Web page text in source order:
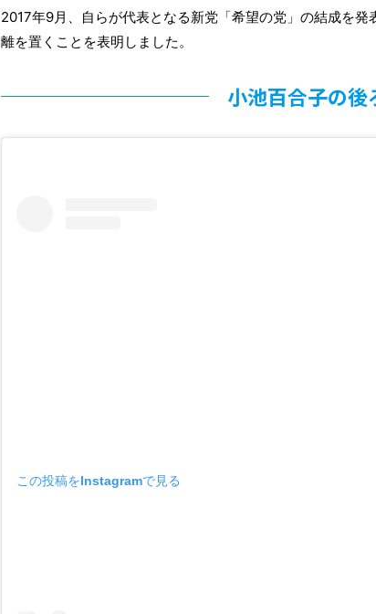
2017年9月、自らが代表となる新党「希望の党」の結成を
離を置くことを表明しました。
小池百合子の後
この投稿をInstagramで見る